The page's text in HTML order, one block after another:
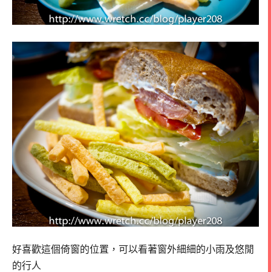
好喜歡這個倚窗的位置，可以看著窗外細細的小雨及悠閒
的行人